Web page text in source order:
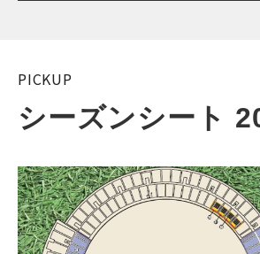
PICKUP
シーズンシート